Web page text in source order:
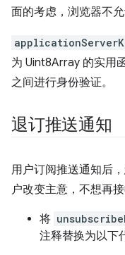
面的考虑，浏览器不允
为 Uint8Array 的实用
之间进行身份验证。
退订推送通知
用户订阅推送通知后
户改变主意，不想再接
将
注释替换为以下